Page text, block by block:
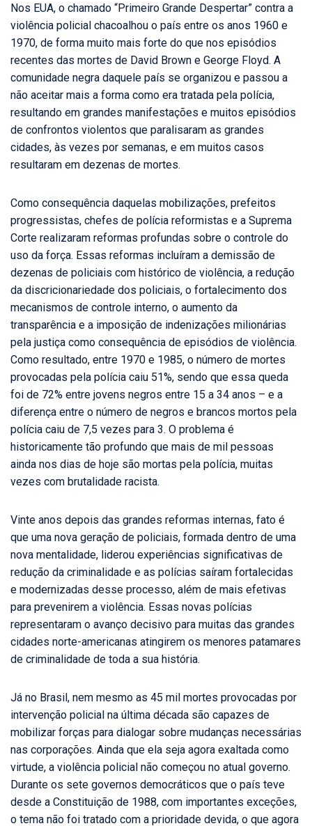
Nos EUA, o chamado “Primeiro Grande Despertar” contra a
violência policial chacoalhou o país entre os anos 1960 e
1970, de forma muito mais forte do que nos episódios
recentes das mortes de David Brown e George Floyd. A
comunidade negra daquele país se organizou e passou a
não aceitar mais a forma como era tratada pela polícia,
resultando em grandes manifestações e muitos episódios
de confrontos violentos que paralisaram as grandes
cidades, às vezes por semanas, e em muitos casos
resultaram em dezenas de mortes.
Como consequência daquelas mobilizações, prefeitos
progressistas, chefes de polícia reformistas e a Suprema
Corte realizaram reformas profundas sobre o controle do
uso da força. Essas reformas incluíram a demissão de
dezenas de policiais com histórico de violência, a redução
da discricionariedade dos policiais, o fortalecimento dos
mecanismos de controle interno, o aumento da
transparência e a imposição de indenizações milionárias
pela justiça como consequência de episódios de violência.
Como resultado, entre 1970 e 1985, o número de mortes
provocadas pela polícia caiu 51%, sendo que essa queda
foi de 72% entre jovens negros entre 15 a 34 anos – e a
diferença entre o número de negros e brancos mortos pela
polícia caiu de 7,5 vezes para 3. O problema é
historicamente tão profundo que mais de mil pessoas
ainda nos dias de hoje são mortas pela polícia, muitas
vezes com brutalidade racista.
Vinte anos depois das grandes reformas internas, fato é
que uma nova geração de policiais, formada dentro de uma
nova mentalidade, liderou experiências significativas de
redução da criminalidade e as polícias saíram fortalecidas
e modernizadas desse processo, além de mais efetivas
para prevenirem a violência. Essas novas polícias
representaram o avanço decisivo para muitas das grandes
cidades norte-americanas atingirem os menores patamares
de criminalidade de toda a sua história.
Já no Brasil, nem mesmo as 45 mil mortes provocadas por
intervenção policial na última década são capazes de
mobilizar forças para dialogar sobre mudanças necessárias
nas corporações. Ainda que ela seja agora exaltada como
virtude, a violência policial não começou no atual governo.
Durante os sete governos democráticos que o país teve
desde a Constituição de 1988, com importantes exceções,
o tema não foi tratado com a prioridade devida, o que agora